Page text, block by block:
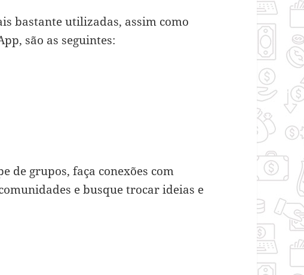
bastante utilizadas, assim como
são as seguintes:
de grupos, faça conexões com
e busque trocar ideias e